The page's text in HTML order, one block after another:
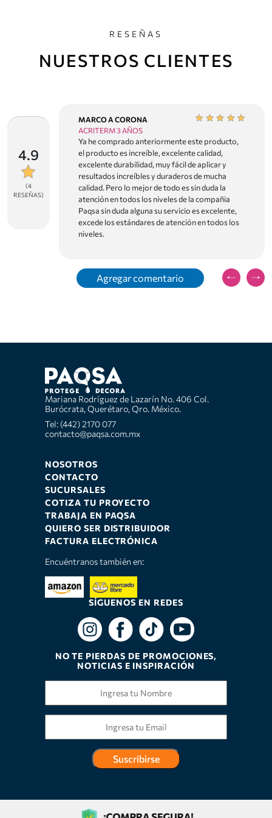
RESEÑAS
NUESTROS CLIENTES
4.9
(4
RESEÑAS)
MARCO A CORONA
ACRITERM 3 AÑOS
Ya he comprado anteriormente este producto,
el producto es increíble, excelente calidad,
excelente durabilidad, muy fácil de aplicar y
resultados increíbles y duraderos de mucha
calidad. Pero lo mejor de todo es sin duda la
atención en todos los niveles de la compañia
Paqsa sin duda alguna su servicio es excelente,
excede los estándares de atención en todos los
niveles.
Agregar comentario
Mariana Rodríguez de Lazarín No. 406 Col.
Burócrata, Querétaro, Qro. México.
Tel: (442) 2170 077
contacto@paqsa.com.mx
NOSOTROS
CONTACTO
SUCURSALES
COTIZA TU PROYECTO
TRABAJA EN PAQSA
QUIERO SER DISTRIBUIDOR
FACTURA ELECTRÓNICA
Encuéntranos también en:
SÍGUENOS EN REDES
NO TE PIERDAS DE PROMOCIONES,
NOTICIAS E INSPIRACIÓN
Suscribirse